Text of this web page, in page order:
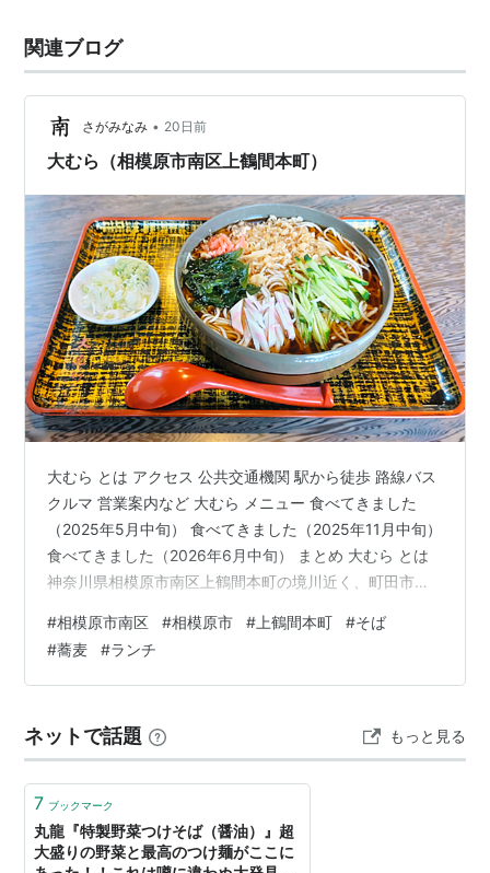
関連ブログ
さがみなみ • 20日前
大むら（相模原市南区上鶴間本町）
大むら とは アクセス 公共交通機関 駅から徒歩 路線バス
クルマ 営業案内など 大むら メニュー 食べてきました
（2025年5月中旬） 食べてきました（2025年11月中旬）
食べてきました（2026年6月中旬） まとめ 大むら とは
神奈川県相模原市南区上鶴間本町の境川近く、町田市か
クセス 公共交通機関 駅から徒歩 最寄り駅はJR町田駅、
もしくは小田急線相模大野駅になります。 Googleマップ
さんによると、 JR町田駅南口から、1.4km・徒歩19分 相
た。 相模大野駅からは全体的…
#相模原市南区 #相模原市 # 上鶴間本町 #そば
#蕎麦 #ランチ
ネットで話題 もっと見る
7 ブックマーク
丸龍『特製野菜つけそば（醤油）』超
大盛りの野菜と最高のつけ麺がここに